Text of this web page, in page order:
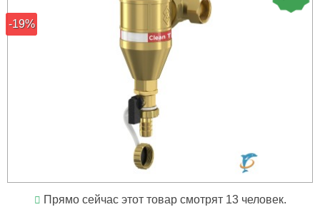
-19%
Прямо сейчас этот товар смотрят 13 человек.